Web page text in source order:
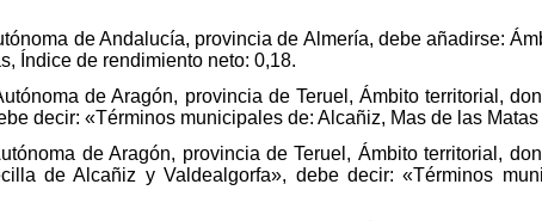
de Andalucía, provincia de Almería, debe añadirse:
Índice de rendimiento neto: 0,18.
de Aragón, provincia de Teruel, Ámbito territorial,
decir: «Términos municipales de: Alcañiz, Mas de las
de Aragón, provincia de Teruel, Ámbito territorial,
de Alcañiz y Valdealgorfa», debe decir: «Términos